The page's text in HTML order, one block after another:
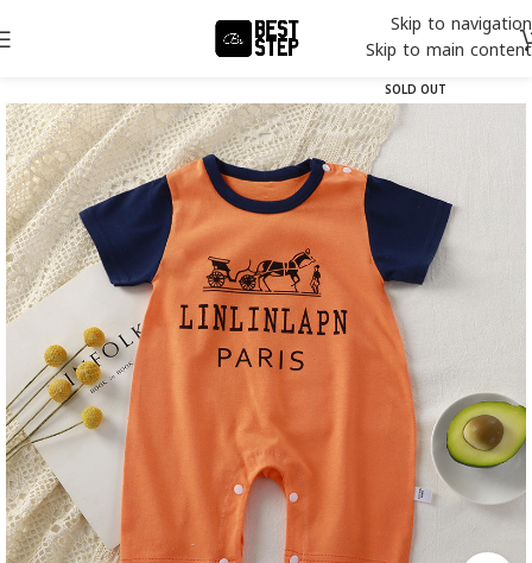
Skip to navigation
Skip to main content
SOLD OUT